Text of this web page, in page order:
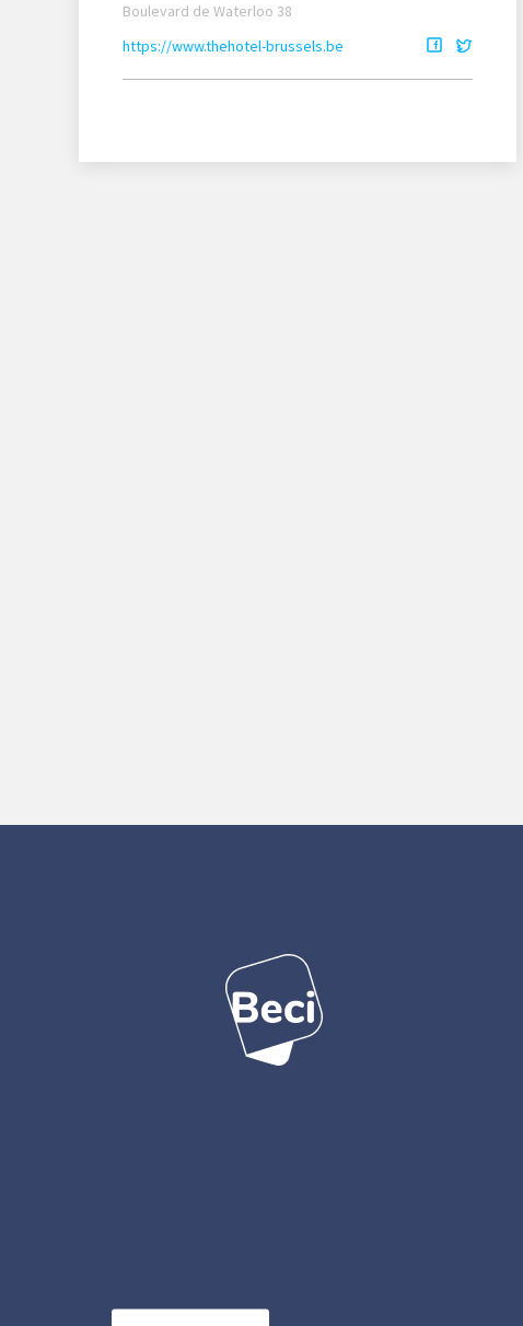
Boulevard de Waterloo 38
https://www.thehotel-brussels.be